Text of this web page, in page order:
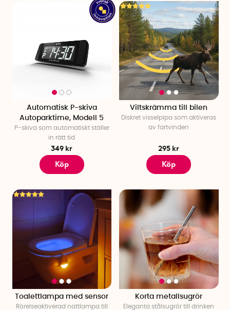
Automatisk P-skiva
Autoparktime, Modell 5
P-skiva som automatiskt ställer
in rätt tid
349 kr
Köp
Viltskrämma till bilen
Diskret visselpipa som aktiveras
av fartvinden
295 kr
Köp
Toalettlampa med sensor
Rörelseaktiverad nattlampa till
Korta metallsugrör
Eleganta stålsugrör till drinken